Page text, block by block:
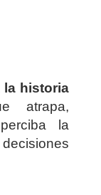
la historia
atrapa,
la